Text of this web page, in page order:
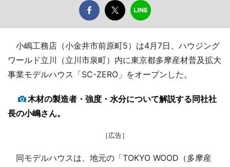
小嶋工務店（小金井市前原町5）は4月7日、ハウジング
ワールド立川（立川市泉町）内に東京都多摩産材普及拡大
事業モデルハウス「SC-ZERO」をオープンした。
木材の製造者・強度・水分について解説する同社社
長の小嶋さん。
［広告］
同モデルハウスは、地元の「TOKYO WOOD（多摩産